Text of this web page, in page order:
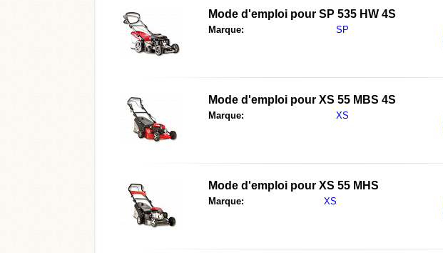
Mode d'emploi pour SP 535 HW 4S
Marque: SP
Mode d'emploi pour XS 55 MBS 4S
Marque: XS
Mode d'emploi pour XS 55 MHS
Marque: XS